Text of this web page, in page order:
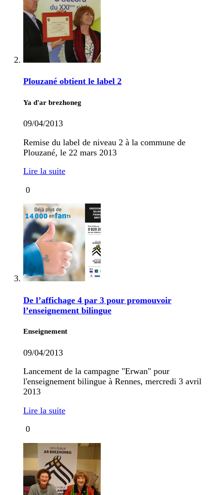
Plouzané obtient le label 2
Ya d'ar brezhoneg
09/04/2013
Remise du label de niveau 2 à la commune de
Plouzané, le 22 mars 2013
Lire la suite
0
De l’affichage 4 par 3 pour promouvoir
l’enseignement bilingue
Enseignement
09/04/2013
Lancement de la campagne "Erwan" pour
l'enseignement bilingue à Rennes, mercredi 3 avril
2013
Lire la suite
0